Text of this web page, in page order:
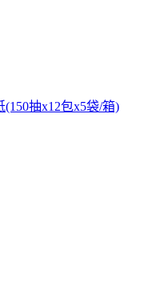
抽x12包x5袋/箱)